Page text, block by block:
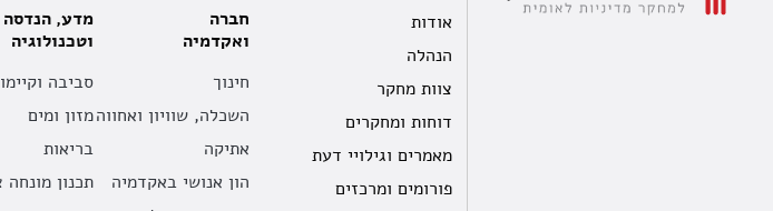
אודות
הנהלה
צוות מחקר
דוחות ומחקרים
מאמרים וגילויי דעת
פורומים ומרכזים
חברה
ואקדמיה
חינוך
השכלה, שוויון ואחווה
אתיקה
הון אנושי באקדמיה
מדע, הנדסה
וטכנולוגיה
סביבה
מזון ומים
בריאות
תכנון